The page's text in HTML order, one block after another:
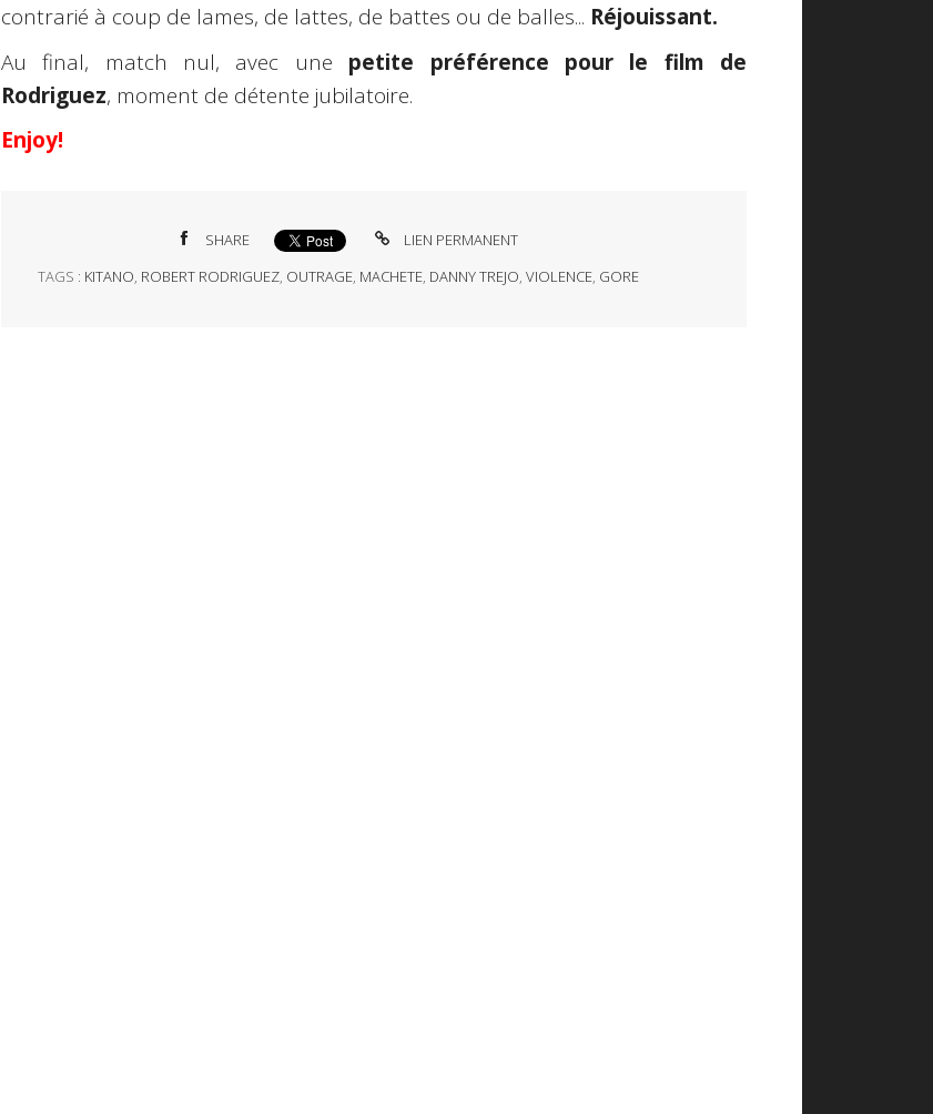
contrarié à coup de lames, de lattes, de battes ou de balles... Réjouissant.
Au final, match nul, avec une petite préférence pour le film de
Rodriguez, moment de détente jubilatoire.
Enjoy!
SHARE
LIEN PERMANENT
TAGS : KITANO, ROBERT RODRIGUEZ, OUTRAGE, MACHETE, DANNY TREJO, VIOLENCE, GORE